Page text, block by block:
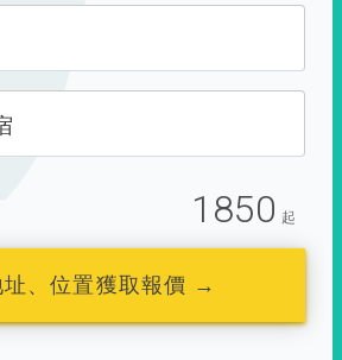
1850 起
址、位置獲取報價 →